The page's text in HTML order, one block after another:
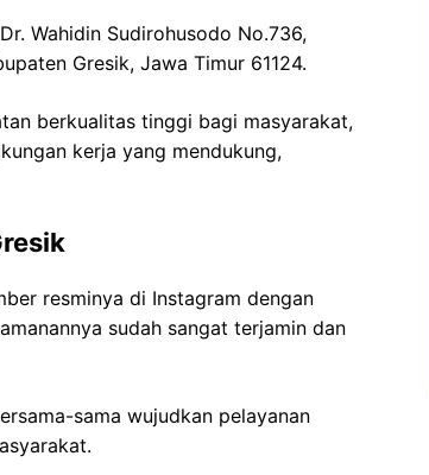
Wahidin Sudirohusodo No.736,
Gresik, Jawa Timur 61124.
berkualitas tinggi bagi masyarakat,
kerja yang mendukung,
resminya di Instagram dengan
sudah sangat terjamin dan
sama wujudkan pelayanan